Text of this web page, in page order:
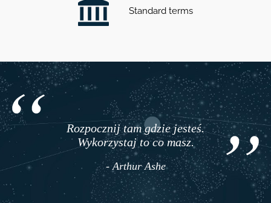
Standard terms
Rozpocznij tam gdzie jesteś.
Wykorzystaj to co masz.
- Arthur Ashe